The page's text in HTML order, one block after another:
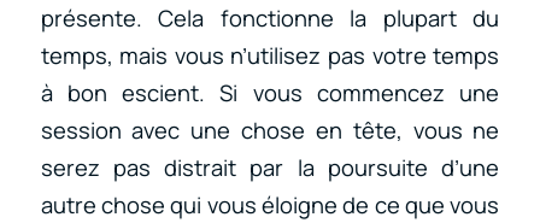
présente. Cela fonctionne la plupart du
temps, mais vous n’utilisez pas votre temps
à bon escient. Si vous commencez une
session avec une chose en tête, vous ne
serez pas distrait par la poursuite d’une
autre chose qui vous éloigne de ce que vous